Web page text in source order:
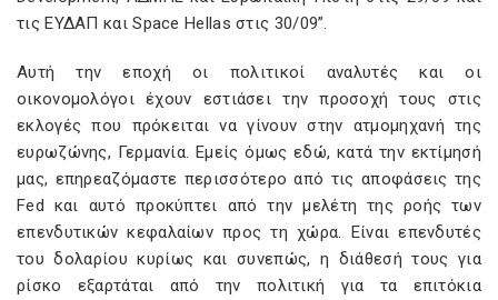
τις ΕΥΔΑΠ και Space Hellas στις 30/09”.
Αυτή την εποχή οι πολιτικοί αναλυτές και οι
οικονομολόγοι έχουν εστιάσει την προσοχή τους στις
εκλογές που πρόκειται να γίνουν στην ατμομηχανή της
ευρωζώνης, Γερμανία. Εμείς όμως εδώ, κατά την εκτίμησή
μας, επηρεαζόμαστε περισσότερο από τις αποφάσεις της
Fed και αυτό προκύπτει από την μελέτη της ροής των
επενδυτικών κεφαλαίων προς τη χώρα. Είναι επενδυτές
του δολαρίου κυρίως και συνεπώς, η διάθεσή τους για
ρίσκο εξαρτάται από την πολιτική για τα επιτόκια